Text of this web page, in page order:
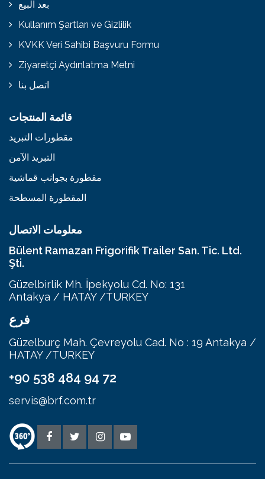
بعد البيع
Kullanım Şartları ve Gizlilik
KVKK Veri Sahibi Başvuru Formu
Ziyaretçi Aydınlatma Metni
اتصل بنا
قائمة المنتجات
مقطورات التبريد
التبريد الآمن
مقطورة بجوانب قماشية
المقطورة المسطحة
معلومات الاتصال
Bülent Ramazan Frigorifik Trailer San. Tic. Ltd.
Şti.
Güzelbirlik Mh. İpekyolu Cd. No: 131
Antakya / HATAY /TURKEY
فرع
Güzelburç Mah. Çevreyolu Cad. No : 19 Antakya /
HATAY /TURKEY
+90 538 484 94 72
servis@brf.com.tr